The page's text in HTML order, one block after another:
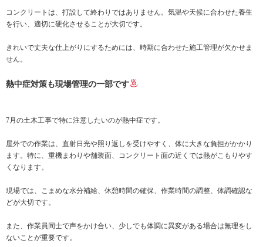
コンクリートは、打設して終わりではありません。気温や天候に合わせた養生
を行い、適切に硬化させることが大切です。
きれいで丈夫な仕上がりにするためには、時期に合わせた施工管理が欠かせま
せん。
熱中症対策も現場管理の一部です
7月の土木工事で特に注意したいのが熱中症です。
屋外での作業は、直射日光や照り返しを受けやすく、体に大きな負担がかかり
ます。特に、重機まわりや舗装面、コンクリート面の近くでは熱がこもりやす
くなります。
現場では、こまめな水分補給、休憩時間の確保、作業時間の調整、体調確認な
どが大切です。
また、作業員同士で声をかけ合い、少しでも体調に異変がある場合は無理をし
ないことが重要です。